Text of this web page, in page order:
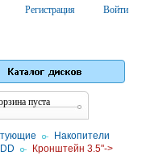
Войти
Регистрация
пуста
/
Накопители
/
Кронштейн 3.5"->